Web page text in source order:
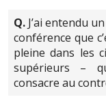
Q. J’ai entendu
conférence que
pleine dans les
supérieurs –
consacre au